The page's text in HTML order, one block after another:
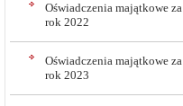
Oświadczenia majątkowe za
rok 2022
Oświadczenia majątkowe za
rok 2023